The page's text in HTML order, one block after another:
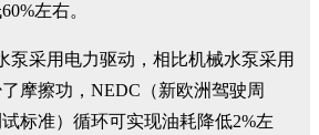
左右。
泵采用电力驱动，相比机械水泵采用
摩擦功，NEDC（新欧洲驾驶周
标准）循环可实现油耗降低2%左